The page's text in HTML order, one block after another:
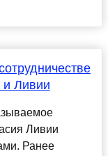
и Ливии
Ливии
Ранее